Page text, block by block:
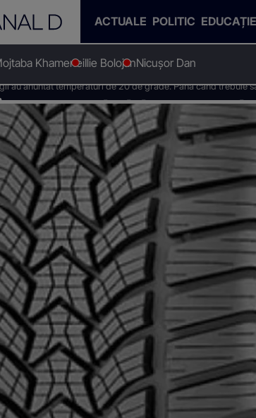
ACTUALE POLITIC EDUCAȚIE
KhameneiIlie BolojanNicușor Dan
au anuntat temperaturi de 20 de grade. Pana cand trebuie
anuntat
sa pastrezi